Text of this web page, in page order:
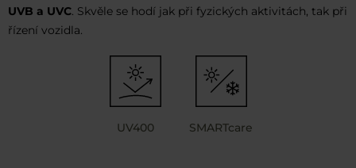
UVB a UVC. Skvěle se hodí jak při fyzických aktivitách, tak při
řízení vozidla.
UV400 SMARTcare